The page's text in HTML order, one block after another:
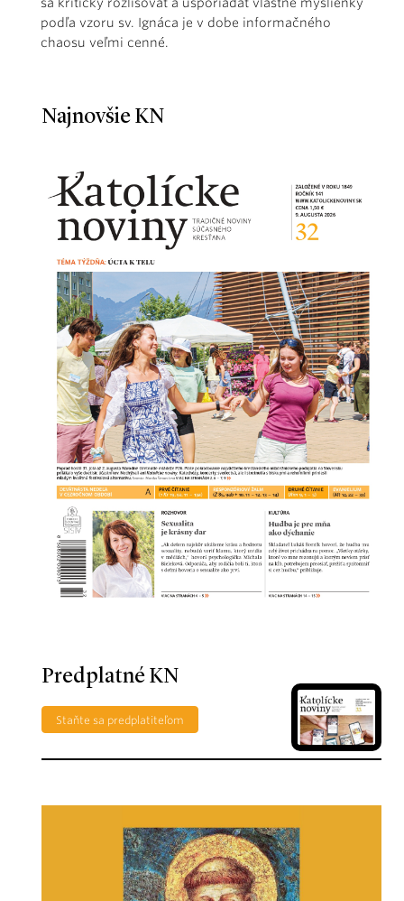
podľa vzoru sv. Ignáca je v dobe informačného
chaosu veľmi cenné.
Najnovšie KN
Predplatné KN
Staňte sa predplatiteľom